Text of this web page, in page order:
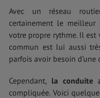
Avec un réseau
certainement le meilleur
votre propre rythme. Il est
commun est lui aussi
parfois avoir besoin
Cependant, la conduite
compliquée. Voici